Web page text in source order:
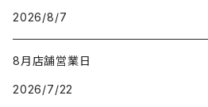
2026/8/7
8月店舗営業日
2026/7/22